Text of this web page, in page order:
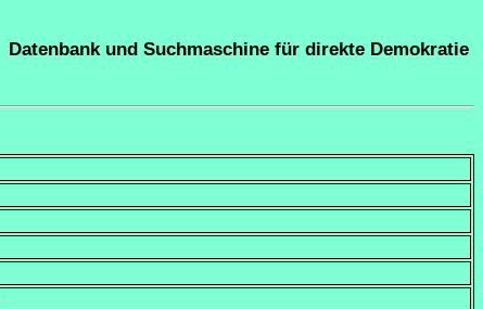
Datenbank und Suchmaschine für direkte Demokratie